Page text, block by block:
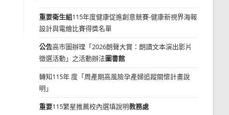
重要衛生組115年度健康促進創意競賽-健康新視界海報
設計與電繪比賽得獎名單
公告高市圖辦理「2026朗聲大賞：朗讀文本演出影片
徵選活動」之活動辦法圖書館
轉知115年 度「周產期高風險孕產婦追蹤關懷計畫說
明」
重要115繁星推薦校內選填說明教務處